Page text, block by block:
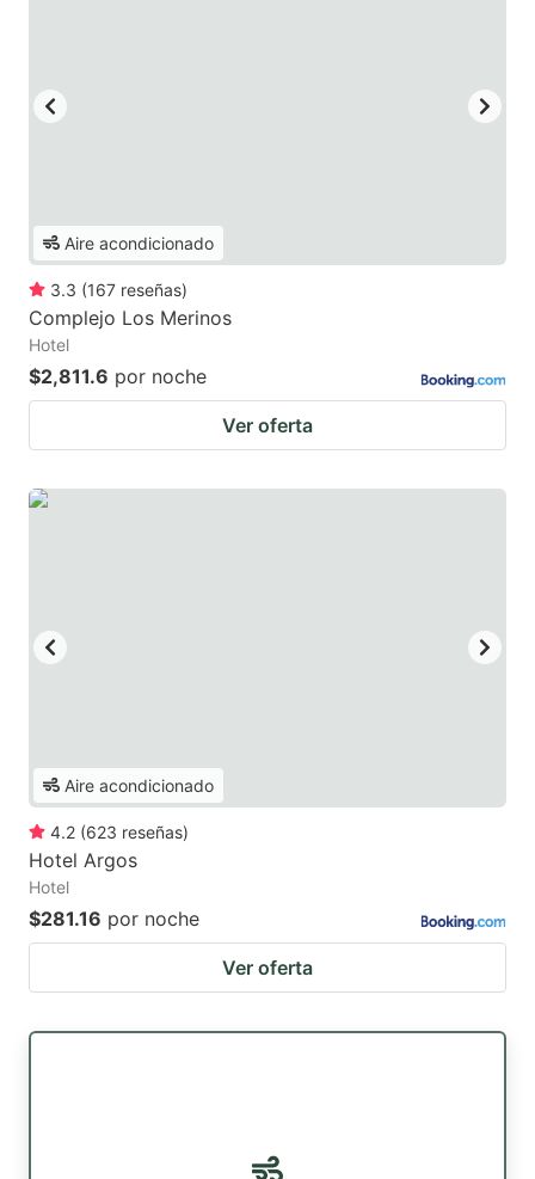
Aire acondicionado
3.3 (167 reseñas)
Complejo Los Merinos
Hotel
$2,811.6 por noche
Ver oferta
Aire acondicionado
4.2 (623 reseñas)
Hotel Argos
Hotel
$281.16 por noche
Ver oferta